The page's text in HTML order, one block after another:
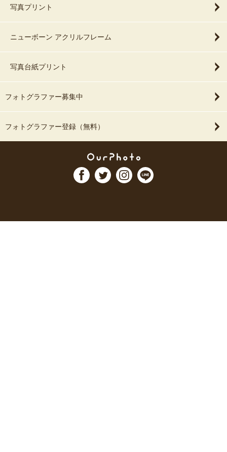
写真プリント
ニューボーン アクリルフレーム
写真台紙プリント
フォトグラファー募集中
フォトグラファー登録（無料）